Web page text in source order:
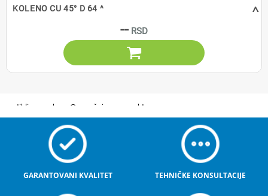
KOLENO CU 45° D 64 ^
--
^

GARANTOVANI KVALITET TEHNIČKE KONSULTACIJE